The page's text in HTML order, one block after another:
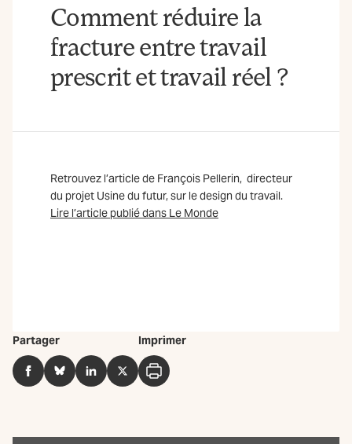
Comment réduire la
fracture entre travail
prescrit et travail réel ?
Retrouvez l’article de François Pellerin, directeur
du projet Usine du futur, sur le design du travail.
Lire l’article publié dans Le Monde
Partager
FacebookBlueSkyLinkedInTwitter
Imprimer
Imprimer